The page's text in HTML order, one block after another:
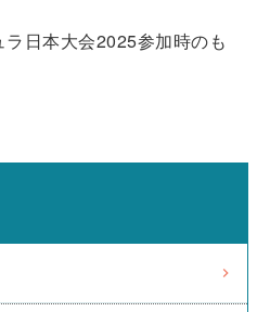
日本大会2025参加時のも